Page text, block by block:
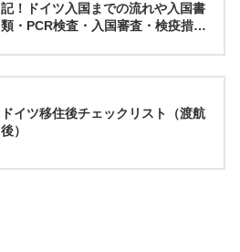
記！ドイツ入国までの流れや入国書
類・PCR検査・入国審査・検疫措置
ドイツ移住後チェックリスト（渡航
後）